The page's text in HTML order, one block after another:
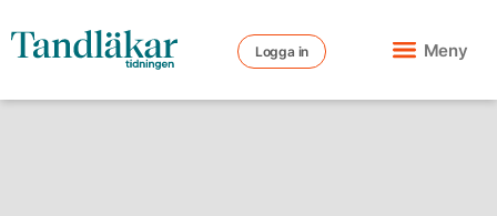
Logga in Meny